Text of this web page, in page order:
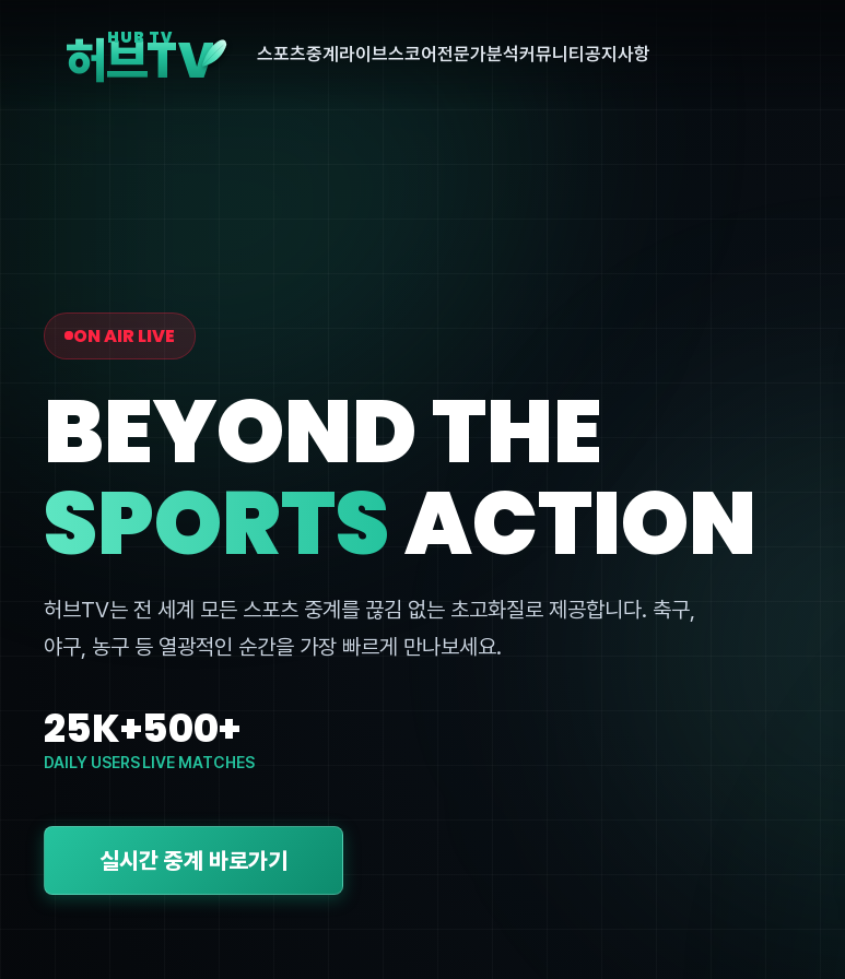
HUB TV
허브TV 스포츠중계 라이브스코어전문가분석커뮤니티 공지사항
ON AIR LIVE
BEYOND THE
SPORTSACTION
허브TV는 전 세계 모든 스포츠 중계를 끊김 없는 초고화질로 제공합니다. 축구,
야구, 농구 등 열광적인 순간을 가장 빠르게 만나보세요.
25K+
DAILY USERS
500+
LIVE MATCHES
실시간 중계 바로가기